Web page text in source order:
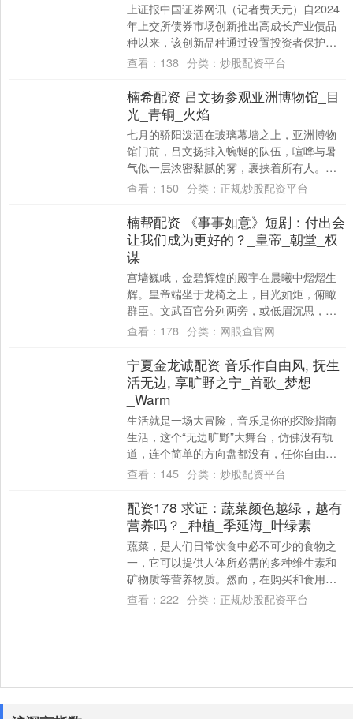
上证报中国证券网讯（记者费天元）自2024
年上交所债券市场创新推出高成长产业债品
种以来，该创新品种通过设置投资者保护增
强条款、优化信息披露机制、搭建高效投融
查看： 138 分类： 炒股配资平台
楠希配资 吕文扬参观亚洲博物馆_目
光_青铜_火焰
七月的骄阳泼洒在玻璃幕墙之上，亚洲博物
馆门前，吕文扬排入蜿蜒的队伍，喧哗与暑
气似一层浓密黏腻的雾，裹挟着所有人。他
擦擦额角的汗，终于挤进馆内，骤然被空调
查看： 150 分类： 正规炒股配资平台
楠帮配资 《事事如意》短剧：付出会
让我们成为更好的？_皇帝_朝堂_权
谋
宫墙巍峨，金碧辉煌的殿宇在晨曦中熠熠生
辉。皇帝端坐于龙椅之上，目光如炬，俯瞰
群臣。文武百官分列两旁，或低眉沉思，或
高声陈词，一场关乎社稷安危的朝议正悄然
查看： 178 分类： 网眼查官网
宁夏金龙诚配资 音乐作自由风, 抚生
活无边, 享旷野之宁_首歌_梦想
_Warm
生活就是一场大冒险，音乐是你的探险指南
生活，这个“无边旷野”大舞台，仿佛没有轨
道，连个简单的方向盘都没有，任你自由驰
骋，或者乱跑，或者丢三落四。不过，幸好
查看： 145 分类： 炒股配资平台
配资178 求证：蔬菜颜色越绿，越有
营养吗？_种植_季延海_叶绿素
蔬菜，是人们日常饮食中必不可少的食物之
一，它可以提供人体所必需的多种维生素和
矿物质等营养物质。然而，在购买和食用蔬
菜时，许多人都会注意到蔬菜颜色深浅不
查看： 222 分类： 正规炒股配资平台